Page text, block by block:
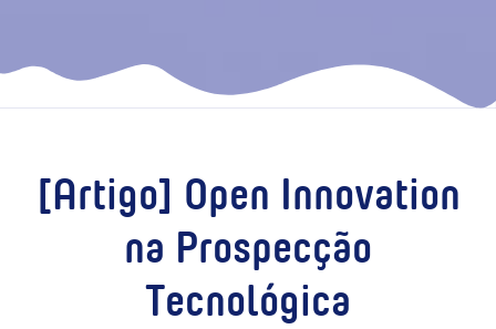
[Artigo] Open Innovation
na Prospecção
Tecnológica